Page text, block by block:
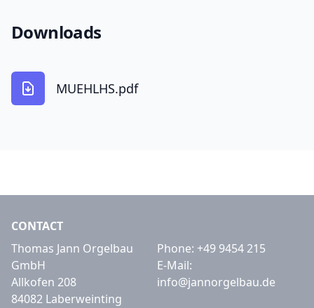
Downloads
MUEHLHS.pdf
CONTACT
Thomas Jann Orgelbau
GmbH
Allkofen 208
84082 Laberweinting
Phone: +49 9454 215
E-Mail:
info@jannorgelbau.de